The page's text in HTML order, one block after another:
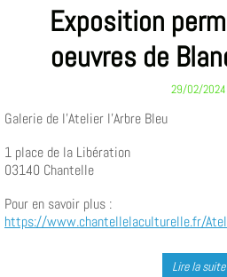
Exposition
oeuvres de
29/02/2024
Galerie de l'Atelier l'Arbre Bleu
1 place de la Libération
03140 Chantelle
Pour en savoir plus :
https://www.chantellelaculturelle.fr/
Lire la suite